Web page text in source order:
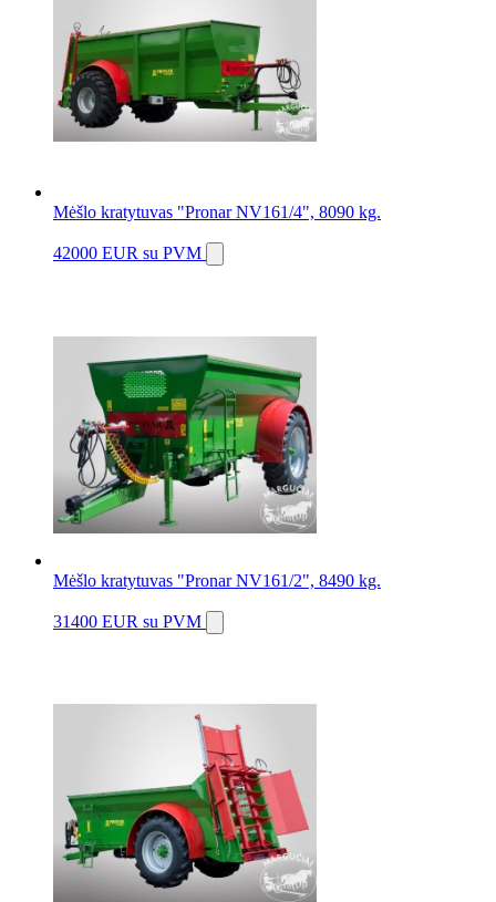
Mėšlo kratytuvas "Pronar NV161/4", 8090 kg.
42000 EUR su PVM
Mėšlo kratytuvas "Pronar NV161/2", 8490 kg.
31400 EUR su PVM